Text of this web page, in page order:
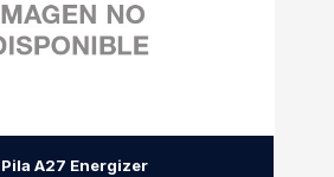
Pila A27 Energizer